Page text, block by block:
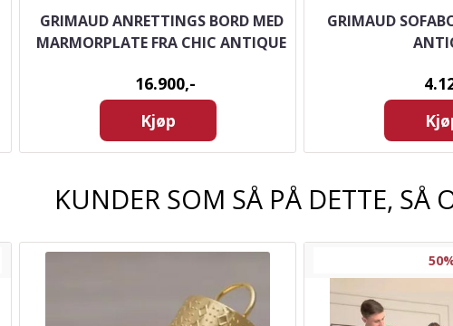
GRIMAUD ANRETTINGS BORD MED
MARMORPLATE FRA CHIC ANTIQUE
16.900,-
Kjøp
GRIMAUD
KUNDER SOM SÅ PÅ DETTE, SÅ